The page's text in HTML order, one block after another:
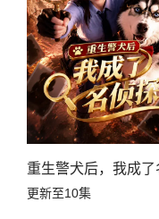
重生警犬后，我成了
更新至10集